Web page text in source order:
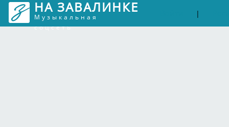
НА ЗАВАЛИНКЕ
Музыкальная
соцсеть
|